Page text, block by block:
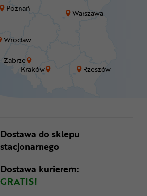
Kraków
Poznań
Rzeszów
Warszawa
Wrocław
Zabrze
Dostawa do sklepu
stacjonarnego
Dostawa kurierem:
GRATIS!